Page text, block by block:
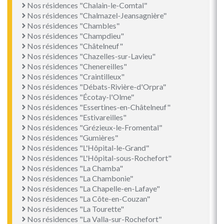
Nos résidences "Chalain-le-Comtal"
Nos résidences "Chalmazel-Jeansagnière"
Nos résidences "Chambles"
Nos résidences "Champdieu"
Nos résidences "Châtelneuf"
Nos résidences "Chazelles-sur-Lavieu"
Nos résidences "Chenereilles"
Nos résidences "Craintilleux"
Nos résidences "Débats-Rivière-d'Orpra"
Nos résidences "Écotay-l'Olme"
Nos résidences "Essertines-en-Châtelneuf"
Nos résidences "Estivareilles"
Nos résidences "Grézieux-le-Fromental"
Nos résidences "Gumières"
Nos résidences "L'Hôpital-le-Grand"
Nos résidences "L'Hôpital-sous-Rochefort"
Nos résidences "La Chamba"
Nos résidences "La Chambonie"
Nos résidences "La Chapelle-en-Lafaye"
Nos résidences "La Côte-en-Couzan"
Nos résidences "La Tourette"
Nos résidences "La Valla-sur-Rochefort"